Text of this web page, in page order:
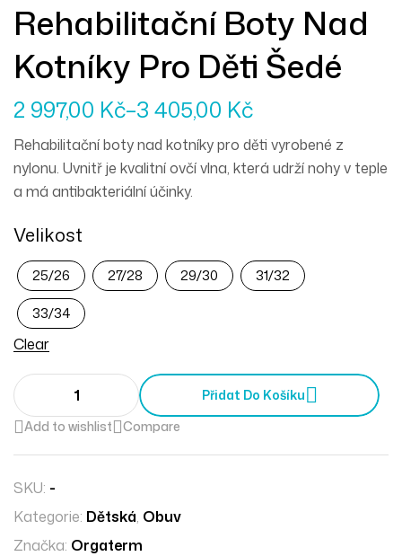
Rehabilitační Boty Nad
Kotníky Pro Děti Šedé
2 997,00 Kč–3 405,00 Kč
Rehabilitační boty nad kotníky pro děti vyrobené z
nylonu. Uvnitř je kvalitní ovčí vlna, která udrží nohy v teple
a má antibakteriální účinky.
Velikost
25/26 27/28 29/30
31/32
33/34
Clear
Přidat Do Košíku
Add to wishlist
Compare
SKU: -
Kategorie: Dětská, Obuv
Značka: Orgaterm